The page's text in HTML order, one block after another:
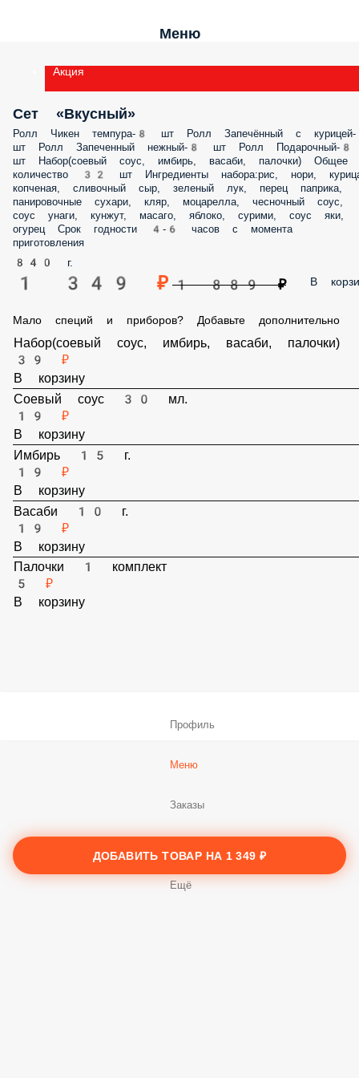
Меню
Акция
Сет «Вкусный»
Ролл Чикен темпура-8 шт Ролл Запечённый с курицей-8 шт Ролл
Запеченный нежный-8 шт Ролл Подарочный-8 шт Набор(соевый
имбирь, васаби, палочки) Общее количество 32 шт Ингредиенты
набора:рис, нори, курица копченая, сливочный сыр, зеленый лук,
перец паприка, панировочные сухари, кляр, моцарелла, чесночный
соус, соус унаги, кунжут, масаго, яблоко, сурими, соус яки, огурец
годности 4-6 часов с момента приготовления
840 г.
1 349 ₽
Мало специй и приборов? Добавьте дополнительно
Набор(соевый соус, имбирь, васаби, палочки)
39 ₽
В корзину
Соевый соус 30 мл.
19 ₽
Имбирь 15 г.
19 ₽
В корзину
Васаби 10 г.
19 ₽
В корзину
Палочки 1 комплект
ДОБАВИТЬ ТОВАР НА 1 349 ₽
Профиль
Меню
Заказы
Корзина